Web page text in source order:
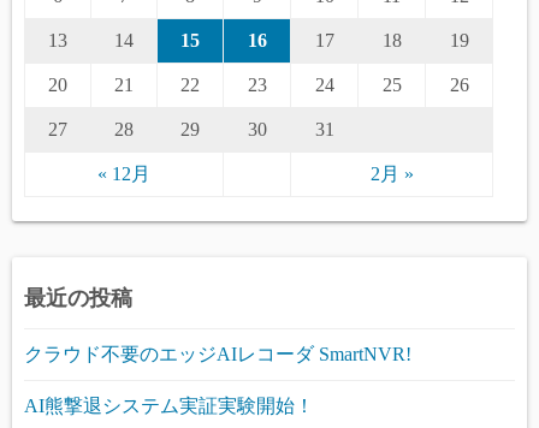
« 12月 2月 »
13 14 15 16 17 18 19
20 21 22 23 24 25 26
27 28 29 30 31
最近の投稿
クラウド不要のエッジAIレコーダ SmartNVR!
AI熊撃退システム実証実験開始！